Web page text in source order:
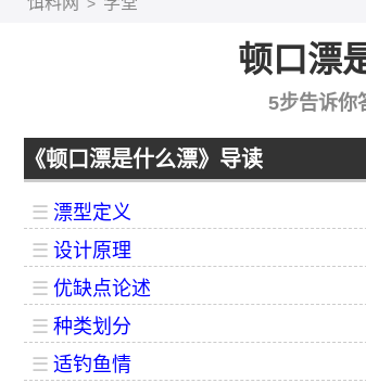
顿口漂
5步告诉你
《顿口漂是什么漂》导读
☰ 漂型定义
☰ 设计原理
☰ 优缺点论述
☰ 种类划分
☰ 适钓鱼情